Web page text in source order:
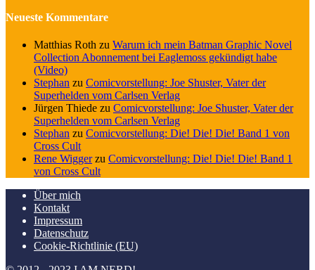
Neueste Kommentare
Matthias Roth zu Warum ich mein Batman Graphic Novel
Collection Abonnement bei Eaglemoss gekündigt habe
(Video)
Stephan zu Comicvorstellung: Joe Shuster, Vater der
Superhelden vom Carlsen Verlag
Jürgen Thiede zu Comicvorstellung: Joe Shuster, Vater der
Superhelden vom Carlsen Verlag
Stephan zu Comicvorstellung: Die! Die! Die! Band 1 von
Cross Cult
Rene Wiggerzu Comicvorstellung: Die! Die! Die! Band 1
von Cross Cult
Über mich
Kontakt
Impressum
Datenschutz
Cookie-Richtlinie (EU)